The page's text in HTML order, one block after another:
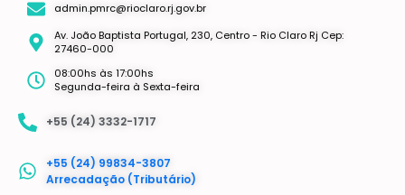
admin.pmrc@rioclaro.rj.gov.br
Av. João Baptista Portugal, 230, Centro - Rio Claro Rj Cep:
27460-000
08:00hs às 17:00hs
Segunda-feira à Sexta-feira
+55 (24) 3332-1717
+55 (24) 99834-3807
Arrecadação (Tributário)